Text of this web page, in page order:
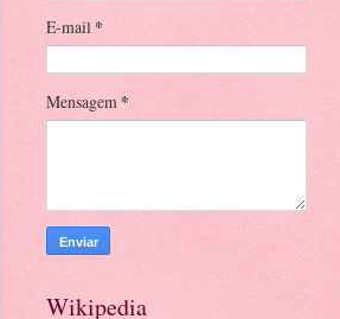
E-mail *
Mensagem *
Wikipedia